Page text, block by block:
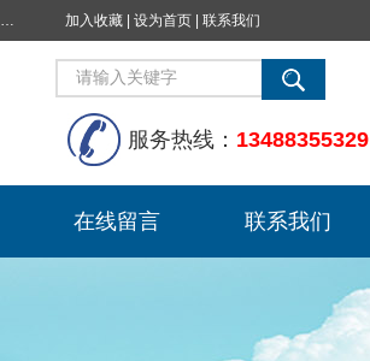
加入收藏 设为首页 联系我们
服务热线： 13488355329
在线留言 联系我们